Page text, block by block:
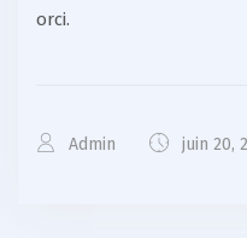
orci.
Admin juin 20,